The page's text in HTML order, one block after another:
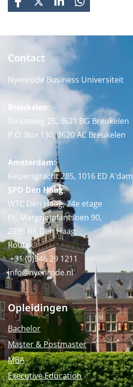
FACEBOOK
X LINKEDINWHATSAPP
Contact
Nyenrode Business Universiteit
Breukelen:
Straatweg 25, 3621 BG Breukelen
P.O. Box 130, 3620 AC Breukelen
Amsterdam:
Keizersgracht 285, 1016 ED A'dam
SPO Den Haag:
WTC Den Haag, 24e etage
Pr. Margrietplantsoen 90,
2595 BR Den Haag
Route
+31 (0)346 29 1211
info@nyenrode.nl
Opleidingen
Bachelor
Master & Postmaster
MBA
Executive Education